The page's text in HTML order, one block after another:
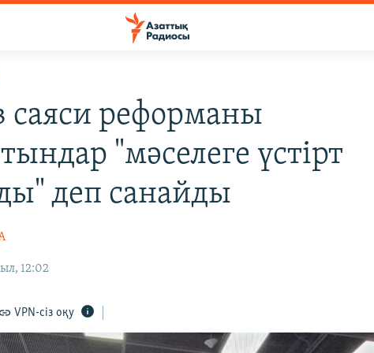
саяси реформаны
"мәселеге үстірт
деп санайды
12:02
VPN-сіз оқу